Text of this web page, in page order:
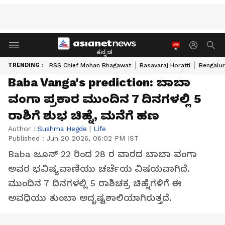
ಕನ್ನಡ
TRENDING : RSS Chief Mohan Bhagawat Basavaraj Horatti
Baba Vanga's prediction: ಬಾಬಾ
ವಂಗಾ ಪ್ರಕಾರ ಮುಂದಿನ 7 ದಿನಗಳಲ್ಲಿ 5
ರಾಶಿಗೆ ಶುಭ ಚಿಹ್ನೆ, ಮನೆಗೆ ಹಣ
Author : Sushma Hegde | Life
Published : Jun 20 2026, 06:02 PM IST
Baba ಜೂನ್ 22 ರಿಂದ 28 ರ ವಾರದ ಬಾಬಾ ವಂಗಾ
ಅವರ ಭವಿಷ್ಯವಾಣಿಯು ಚರ್ಚೆಯ ವಿಷಯವಾಗಿದೆ.
ಮುಂದಿನ 7 ದಿನಗಳಲ್ಲಿ 5 ರಾಶಿಚಕ್ರ ಚಿಹ್ನೆಗಳಿಗೆ ಈ
ಅವಧಿಯು ತುಂಬಾ ಅದೃಷ್ಟಶಾಲಿಯಾಗಿರುತ್ತದೆ.